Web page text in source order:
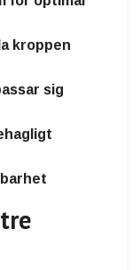
kroppen
sig